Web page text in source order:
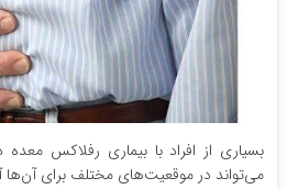
بسیاری از افراد با بیماری رفلاکس
می‌تواند در موقعیت‌های مختلف برای آن‌ها